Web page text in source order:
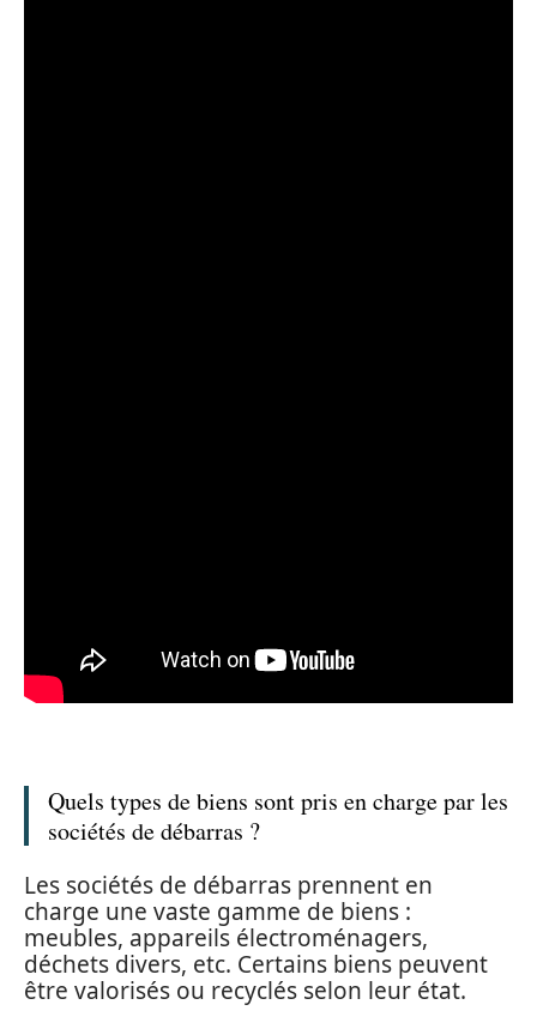
Quels types de biens sont pris en charge par les
sociétés de débarras ?
Les sociétés de débarras prennent en
charge une vaste gamme de biens :
meubles, appareils électroménagers,
déchets divers, etc. Certains biens peuvent
être valorisés ou recyclés selon leur état.